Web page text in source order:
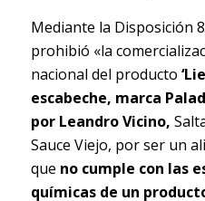
Mediante la Disposición
prohibió «la
nacional del producto
escabeche, marca
por Leandro Vicino,
Sauce Viejo, por ser un
que no cumple con las
químicas de un